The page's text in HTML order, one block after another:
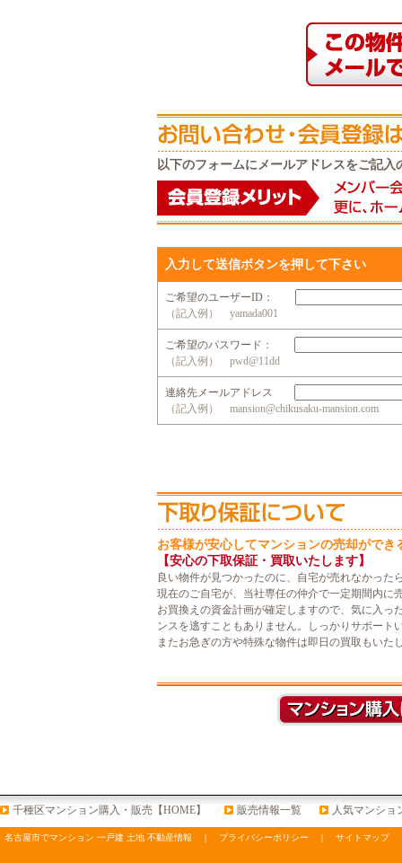
以下のフォームにメールアドレスをご記
入力して送信ボタンを押して下さい
ご希望のユーザーID：
（記入例） yamada001
ご希望のパスワード：
（記入例） pwd@11dd
連絡先メールアドレス
（記入例） mansion@chikusaku-mansion.com
お客様が安心してマンションの売却がで
【安心の下取保証・買取いたします】
良い物件が見つかったのに、自宅が売れなかっ
現在のご自宅が、当社専任の仲介で一定期間内に
お買換えの資金計画が確定しますので、気に入
ンスを逃すこともありません。しっかりサポート
またお急ぎの方や特殊な物件は即日の買取もいた